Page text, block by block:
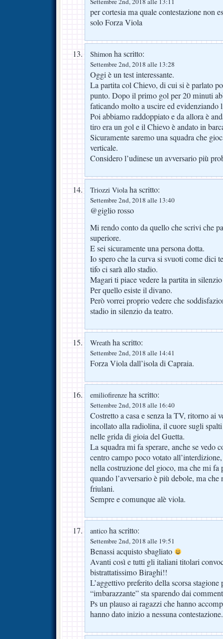
per cortesia ma quale contestazione non
solo Forza Viola
Shimon ha scritto:
Settembre 2nd, 2018 alle 13:28
Oggi è un test interessante.
La partita col Chievo, di cui si è parlato
punto. Dopo il primo gol per 20 minuti
faticando molto a uscire ed evidenziando
Poi abbiamo raddoppiato e da allora è
tiro era un gol e il Chievo è andato in
Sicuramente saremo una squadra che
verticale.
Considero l’udinese un avversario più
Triozzi Violaha scritto:
Settembre 2nd, 2018 alle 13:40
@giglio rosso
Mi rendo conto da quello che scrivi che
superiore.
E sei sicuramente una persona dotta.
Io spero che la curva si svuoti come dici
tifo ci sarà allo stadio.
Magari ti piace vedere la partita in
Per quello esiste il divano.
Però vorrei proprio vedere che
stadio in silenzio da teatro.
Wreath ha scritto:
Settembre 2nd, 2018 alle 14:41
Forza Viola dall’isola di Capraia.
emiliofirenze ha scritto:
Settembre 2nd, 2018 alle 16:40
Costretto a casa e senza la TV, ritorno ai
incollato alla radiolina, il cuore sugli
nelle grida di gioia del Guetta.
La squadra mi fa sperare, anche se vedo
centro campo poco votato
nella costruzione del gioco, ma che mi fa
quando l’avversario è più debole, ma
friulani.
Sempre e comunque alè viola.
antico ha scritto:
Settembre 2nd, 2018 alle 19:51
Benassi acquisto sbagliato
Avanti così e tutti gli italiani titolari
bistrattatissimo Biraghi!!
L’aggettivo preferito della scorsa stagione
“imbarazzante” sta sparendo dai
Ps un plauso ai ragazzi che hanno
hanno dato inizio a nessuna contestazione.